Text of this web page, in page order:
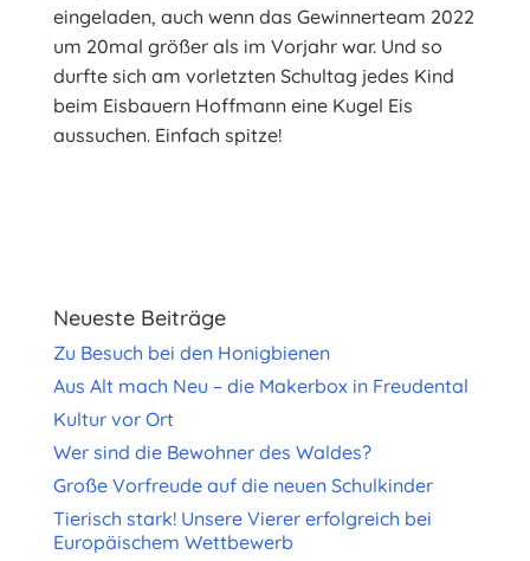
eingeladen, auch wenn das Gewinnerteam 2022
um 20mal größer als im Vorjahr war. Und so
durfte sich am vorletzten Schultag jedes Kind
beim Eisbauern Hoffmann eine Kugel Eis
aussuchen. Einfach spitze!
Neueste Beiträge
Zu Besuch bei den Honigbienen
Aus Alt mach Neu – die Makerbox in Freudental
Kultur vor Ort
Wer sind die Bewohner des Waldes?
Große Vorfreude auf die neuen Schulkinder
Tierisch stark! Unsere Vierer erfolgreich bei
Europäischem Wettbewerb